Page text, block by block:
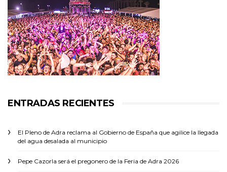
ENTRADAS RECIENTES
El Pleno de Adra reclama al Gobierno de España que agilice la llegada
del agua desalada al municipio
Pepe Cazorla será el pregonero de la Feria de Adra 2026